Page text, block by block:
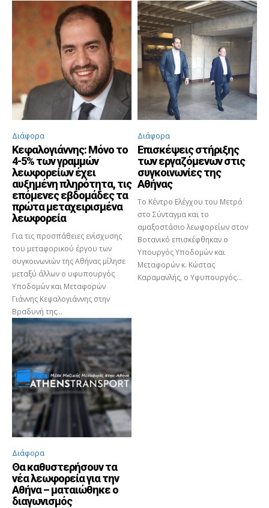
Διάφορα
Κεφαλογιάννης: Μόνο το
4-5% των γραμμών
λεωφορείων έχει
αυξημένη πληρότητα, τις
επόμενες εβδομάδες τα
πρώτα μεταχειρισμένα
λεωφορεία
Για τις προσπάθειες ενίσχυσης
του μεταφορικού έργου των
συγκοινωνιών της Αθήνας μίλησε
μεταξύ άλλων ο υφυπουργός
Υποδομών και Μεταφορών
Γιάννης Κεφαλογιάννης στην
Βραδυνή της...
Διάφορα
Επισκέψεις στήριξης
των εργαζόμενων στις
συγκοινωνίες της
Αθήνας
Το Κέντρο Ελέγχου του Μετρό
στο Σύνταγμα και το
αμαξοστάσιο λεωφορείων στον
Βοτανικό επισκέφθηκαν ο
Υπουργός Υποδομών και
Μεταφορών κ. Κώστας
Καραμανλής, ο Υφυπουργός...
Διάφορα
Θα καθυστερήσουν τα
νέα λεωφορεία για την
Αθήνα – ματαιώθηκε ο
διαγωνισμός